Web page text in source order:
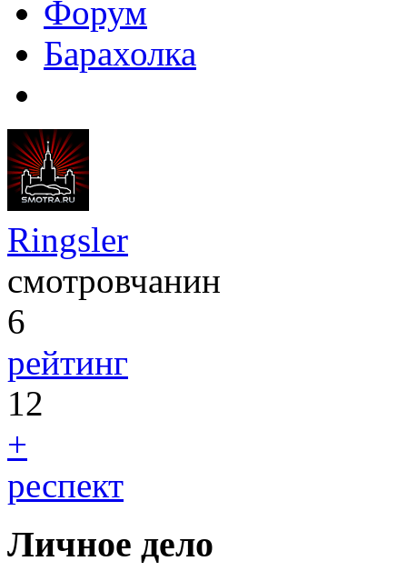
Форум
Барахолка
Ringsler
смотровчанин
6
рейтинг
12
+
респект
Личное дело